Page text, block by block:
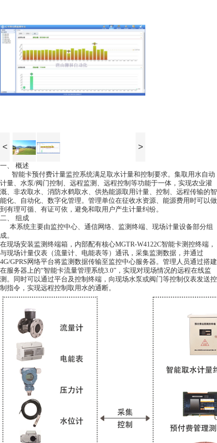
< >
一、 概述
智能卡预付费计量监控系统满足取水计量和控制要求。集取用水自动
计量、水泵/阀门控制、远程监测、远程控制等功能于一体，实现农业灌
溉、非农取水、消防水鹤取水、供热能源取用计量、控制、远程传输的智
能化、自动化、数字化管理。管理单位在征收水资源、能源费用时可以做
到有理可循、有证可依，避免和取用户产生计量纠纷。
二、 组成
本系统主要由监控中心、通信网络、监测终端、现场计量设备部分组
成。
在现场安装监测终端箱，内部配有核心MGTR-W4122C智能卡测控终端，
与现场计量仪表（流量计、电能表等）通讯，采集监测数据，并通过
4G/GPRS 网络平台将监测数据传输至监控中心服务器。管理人员通过搭建
在服务器上的“智能卡流量管理系统3.0” ， 实现对现场情况的远程在线监
测。同时可以通过平台及控制终端，向现场水泵或阀门等控制仪表发送控
制指令，实现远程控制取用水的通断。